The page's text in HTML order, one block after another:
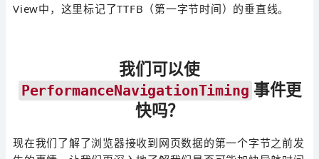
View中，这里标记了TTFB（第一字节时间）的垂直线。
我们可以使
PerformanceNavigationTiming 事件更
快吗？
现在我们了解了浏览器接收到网页数据的第一个字节之前发